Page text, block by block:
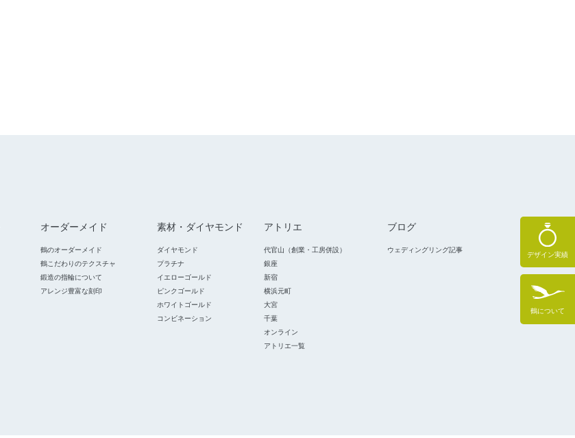
デザイン実績
鶴について
オーダーメイド
鶴のオーダーメイド
鶴こだわりのテクスチャ
鍛造の指輪について
アレンジ豊富な刻印
素材・ダイヤモンド
ダイヤモンド
プラチナ
イエローゴールド
ピンクゴールド
ホワイトゴールド
コンビネーション
アトリエ
代官山（創業・工房併設）
銀座
新宿
横浜元町
大宮
千葉
オンライン
アトリエ一覧
ブログ
ウェディングリング記事